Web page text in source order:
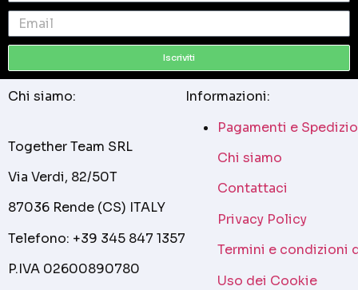
Iscriviti
Chi siamo:
Together Team SRL
Via Verdi, 82/50T
87036 Rende (CS) ITALY
Telefono: +39 345 847 1357
P.IVA 02600890780
Informazioni:
Pagamenti e
Chi siamo
Contattaci
Privacy Policy
Termini e condizioni
Uso dei Cookie